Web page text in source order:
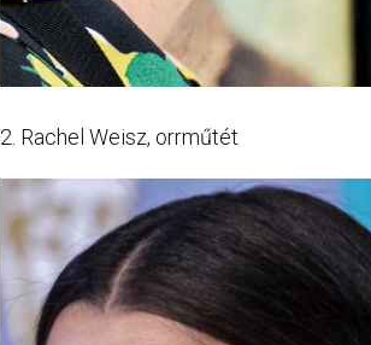
2. Rachel Weisz, orrműtét